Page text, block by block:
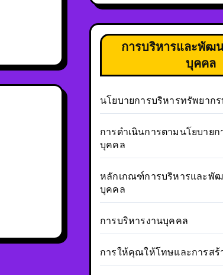
การบริหารและพัฒ
บุคคล
นโยบายการบริหารทรัพยาก
การดำเนินการตามนโยบาย
บุคคล
หลักเกณฑ์การบริหารและพั
บุคคล
การบริหารงานบุคคล
การให้คุณให้โทษและการสร้